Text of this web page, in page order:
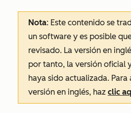
Nota: Este contenido se
un software y es posible
revisado. La versión en
por tanto, la versión oficial
haya sido actualizada. Para
versión en inglés, haz clic